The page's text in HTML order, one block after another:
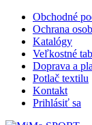
Obchodné
Ochrana
Katalógy
Veľkostné
Doprava a
Potlač textilu
Kontakt
Prihlásiť sa